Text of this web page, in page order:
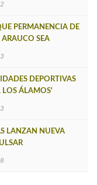
PERMANENCIA DE
SEA
DEPORTIVAS
LOS ÁLAMOS'
LANZAN NUEVA